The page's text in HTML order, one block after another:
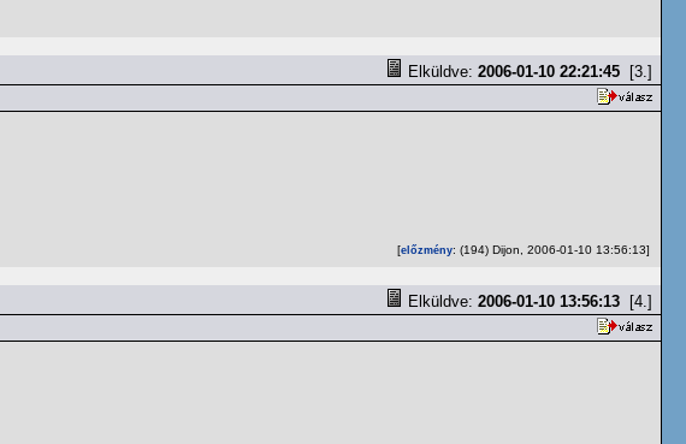
Elküldve: 2006-01-10 22:21:45 [3.]
[előzmény: (194) Dijon, 2006-01-10 13:56:13]
Elküldve: 2006-01-10 13:56:13 [4.]